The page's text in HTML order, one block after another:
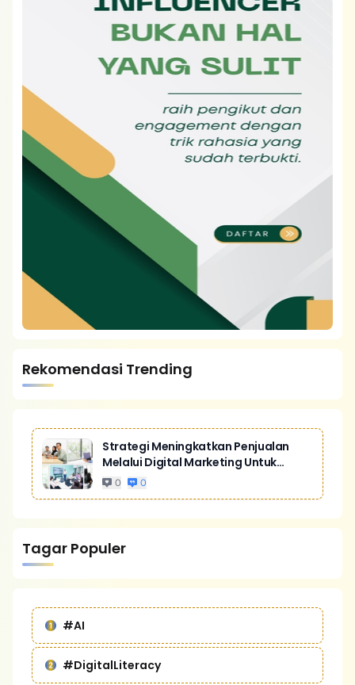
Rekomendasi Trending
Strategi Meningkatkan Penjualan
Melalui Digital Marketing Untuk
Bisnis Yang Lebih Kompetitif
0 0
Tagar Populer
#AI
#DigitalLiteracy